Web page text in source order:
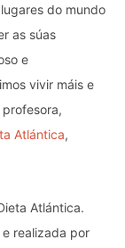
do mundo
as súas
e
vivir máis e
Atlántica,
Atlántica.
e realizada por